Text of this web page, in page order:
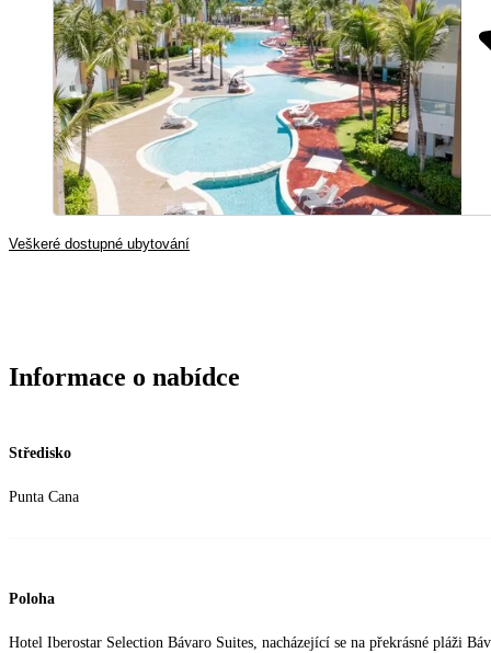
Veškeré dostupné ubytování
Informace o nabídce
Středisko
Punta Cana
Poloha
Hotel Iberostar Selection Bávaro Suites, nacházející se na překrásné pláži